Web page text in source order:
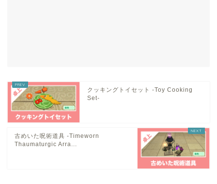
クッキングトイセット -Toy Cooking
Set-
古めいた呪術道具 -Timeworn
Thaumaturgic Arra...